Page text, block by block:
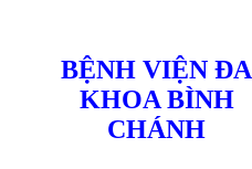
BỆNH VIỆN ĐA
KHOA BÌNH
CHÁNH